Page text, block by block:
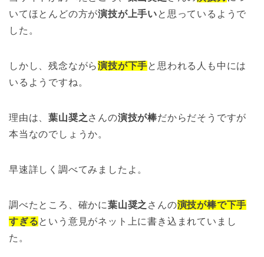
いてほとんどの方が演技が上手いと思っているようで
した。
しかし、残念ながら演技が下手と思われる人も中には
いるようですね。
理由は、葉山奨之さんの演技が棒だからだそうですが
本当なのでしょうか。
早速詳しく調べてみましたよ。
調べたところ、確かに葉山奨之 さんの演技が棒で下手
すぎるという意見がネット上に書き込まれていまし
た。